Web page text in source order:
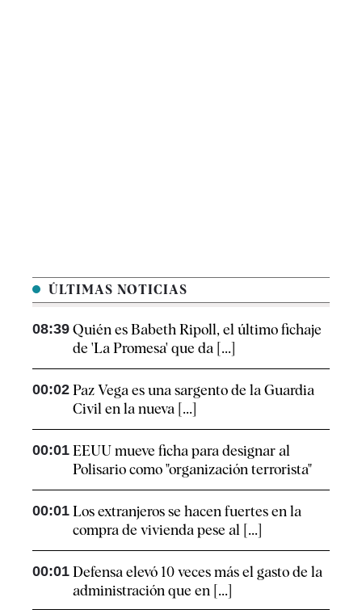
ÚLTIMAS NOTICIAS
08:39 Quién es Babeth Ripoll, el último fichaje
de 'La Promesa' que da [...]
00:02 Paz Vega es una sargento de la Guardia
Civil en la nueva [...]
00:01 EEUU mueve ficha para designar al
Polisario como "organización terrorista"
00:01 Los extranjeros se hacen fuertes en la
compra de vivienda pese al [...]
00:01 Defensa elevó 10 veces más el gasto de la
administración que en [...]